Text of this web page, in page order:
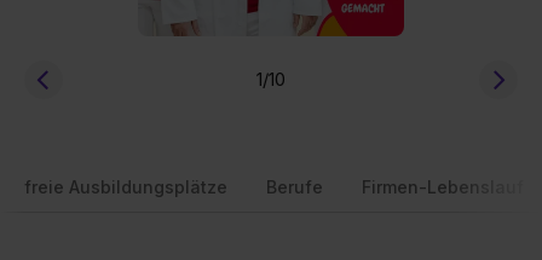
1/10
freie Ausbildungsplätze Berufe Firmen-Lebenslauf